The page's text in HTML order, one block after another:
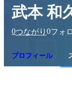
武本 和
0つながり 0フォ
プロフィール